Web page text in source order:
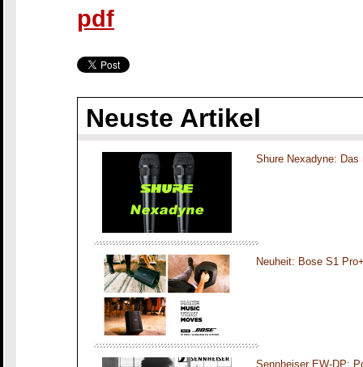
pdf
Neuste Artikel
Shure Nexadyne:
Neuheit: Bose S1
Sennheiser EW-DP: